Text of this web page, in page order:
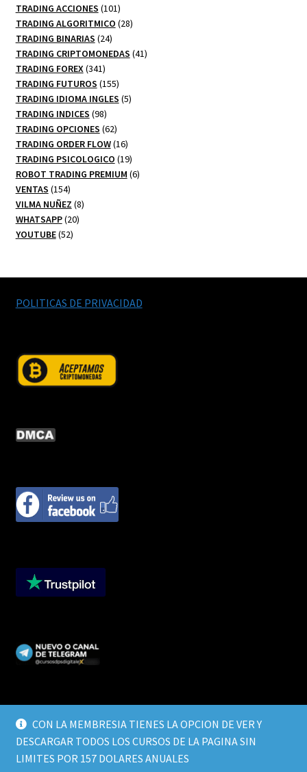
CON LA MEMBRESIA TIENES LA OPCION DE VER Y
DESCARGAR TODOS LOS CURSOS DE LA PAGINA SIN
LIMITES POR 157 DOLARES ANUALES
TRADING ACCIONES 101101
productos
TRADING ALGORITMICO 2828
TRADING BINARIAS 2424
productos
TRADING CRIPTOMONEDAS 4141
TRADING FOREX 341341
productos
TRADING FUTUROS 155155
productos
TRADING IDIOMA INGLES 55
TRADING INDICES 9898
productos
TRADING OPCIONES 6262
productos
TRADING ORDER FLOW 1616
productos
TRADING PSICOLOGICO 1919
productos
ROBOT TRADING PREMIUM 66
VENTAS 154154
productos
VILMA NUÑEZ 88
WHATSAPP 2020
YOUTUBE 5252
POLITICAS DE PRIVACIDAD
© CURSOS DIGITALEX 2026
TERMINOS Y CONDICIONES
Built with WooCommerce